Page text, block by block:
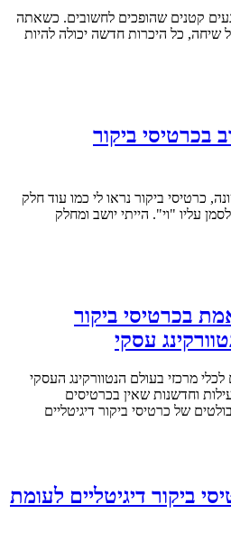
קטנים שהופכים לחשובים. כשאתה
כל היכרות חדשה יכולה להיות
בכרטיסי ביקור
כרטיסי ביקור נראו לי כמו עוד חלק
עליו "וי". הייתי יושב ומחלק
בכרטיסי ביקור
עסקי
לכלי מרכזי בעולם הנטוורקינג העסקי
וחדשנות שאין בכרטיסים
של כרטיסי ביקור דיגיטליים
ביקור דיגיטליים לעומת